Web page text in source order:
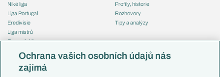
Niké liga
Liga Portugal
Eredivisie
Liga mistrů
Evropská liga
Mistrovství světa
Liga národů
Profily, historie
Rozhovory
Tipy a analýzy
Česko
Ochrana vašich osobních údajů nás
zajímá